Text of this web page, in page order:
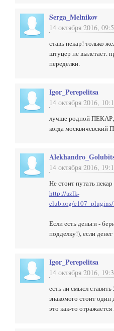
Serga_Melnikov
14 октября 2016,
ставь пекар! только
штуцер не вылетает.
переделки.
Igor_Perepelitsa
14 октября 2016,
лучше родной ПЕКАР,
когда москвичевский
14 октября 2016,
Не стоит путать
http://azlk-
club.org/
Если есть деньги -
подделку!), если
Igor_Perepelitsa
14 октября 2016,
есть ли смысл
знакомого стоит один
это как-то отражается